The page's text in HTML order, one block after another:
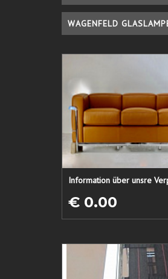
WAGENFELD
Information über unsre
€ 0.00